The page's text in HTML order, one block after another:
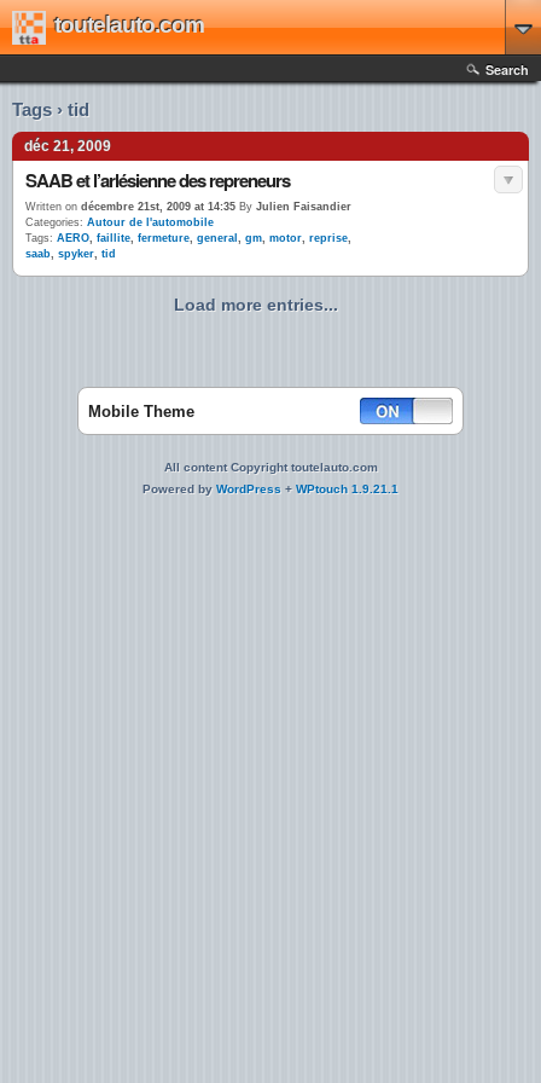
toutelauto.com
Search
Tags › tid
déc 21, 2009
SAAB et l’arlésienne des repreneurs
Written on décembre 21st, 2009 at 14:35 By Julien Faisandier
Categories: Autour de l'automobile
Tags: AERO, faillite, fermeture, general , gm, motor, reprise,
saab, spyker, tid
Load more entries...
Mobile Theme
All content Copyright toutelauto.com
Powered by WordPress + WPtouch 1.9.21.1